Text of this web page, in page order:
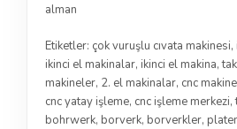
alman
Etiketler: çok vuruşlu cıvata makinesi,
ikinci el makinalar, ikinci el makina,
makineler, 2. el makinalar, cnc
cnc yatay işleme, cnc işleme merkezi,
bohrwerk, borverk, borverkler,